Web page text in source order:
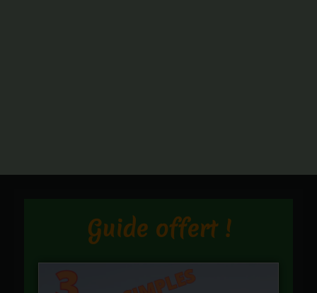
Guide offert !